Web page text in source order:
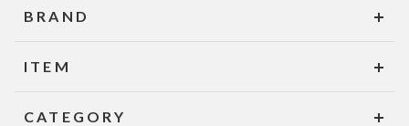
BRAND
ITEM
CATEGORY